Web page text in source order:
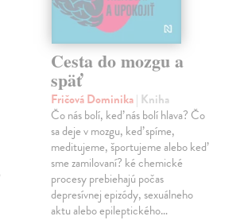
Cesta do mozgu a
späť
Fričová Dominika| Kniha
Čo nás bolí, keď nás bolí hlava? Čo
sa deje v mozgu, keď spíme,
meditujeme, športujeme alebo keď
sme zamilovaní? ké chemické
procesy prebiehajú počas
depresívnej epizódy, sexuálneho
aktu alebo epileptického…